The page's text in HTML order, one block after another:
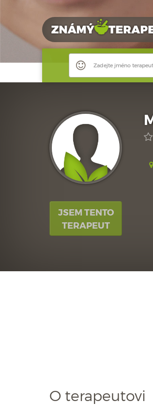
Zadejte jméno
JSEM TENTO
TERAPEUT
O terapeutovi